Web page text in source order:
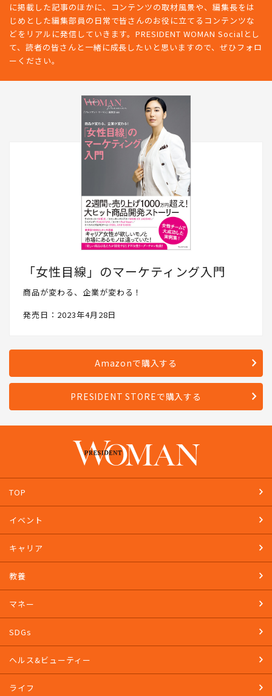
に掲載した記事のほかに、コンテンツの取材風景や、編集長をは
じめとした編集部員の日常で皆さんのお役に立てるコンテンツな
どをリアルに発信していきます。PRESIDENT WOMAN Socialとし
て、読者の皆さんと一緒に成長したいと思いますので、ぜひフォロ
ーください。
「女性目線」のマーケティング入門
商品が変わる、企業が変わる！
発売日：2023年4月28日
Amazonで購入する
PRESIDENT STOREで購入する
TOP
イベント
キャリア
教養
マネー
SDGs
ヘルス&ビューティー
ライフ